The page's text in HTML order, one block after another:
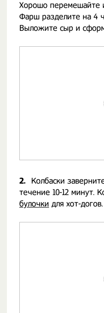
Хорошо перемешайте
Фарш разделите на 4
Выложите сыр и
2.
Колбаски
течение 10-12 минут.
булочки для хот-догов.